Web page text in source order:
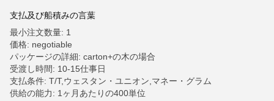
支払及び船積みの言葉
最小注文数量: 1
価格: negotiable
パッケージの詳細: carton+の木の場合
受渡し時間: 10-15仕事日
支払条件: T/T,ウェスタン・ユニオン,マネー・グラム
供給の能力: 1ヶ月あたりの400単位